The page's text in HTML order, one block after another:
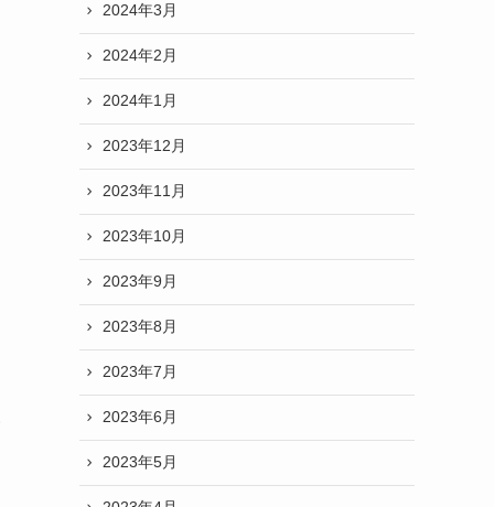
2024年3月
2024年2月
2024年1月
2023年12月
2023年11月
2023年10月
2023年9月
2023年8月
2023年7月
2023年6月
2023年5月